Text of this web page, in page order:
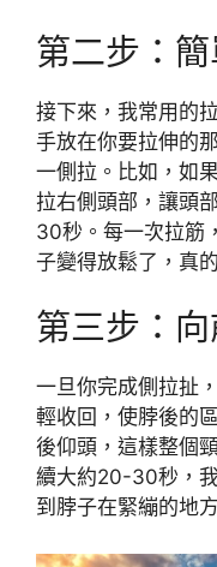
第二步：
接下來，我常用的
手放在你要拉伸的
一側拉。比如，如
拉右側頭部，讓頭
30秒。每一次拉筋
子變得放鬆了，真
第三步：
一旦你完成側拉扯
輕收回，使脖後的
後仰頭，這樣整個
續大約20-30秒，
到脖子在緊繃的地